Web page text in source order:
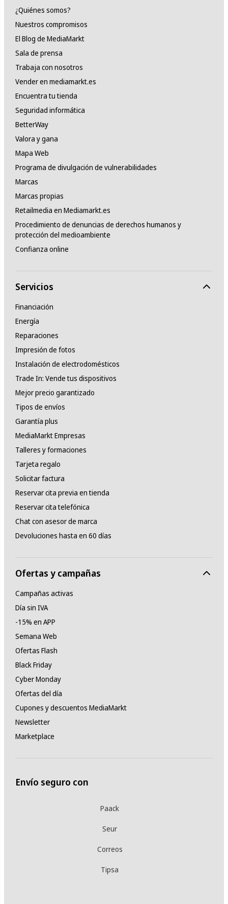
¿Quiénes somos?
Nuestros compromisos
El Blog de MediaMarkt
Sala de prensa
Trabaja con nosotros
Vender en mediamarkt.es
Encuentra tu tienda
Seguridad informática
BetterWay
Valora y gana
Mapa Web
Programa de divulgación de vulnerabilidades
Marcas
Marcas propias
Retailmedia en Mediamarkt.es
Procedimiento de denuncias de derechos humanos y
protección del medioambiente
Confianza online
Servicios
Financiación
Energía
Reparaciones
Impresión de fotos
Instalación de electrodomésticos
Trade In: Vende tus dispositivos
Mejor precio garantizado
Tipos de envíos
Garantía plus
MediaMarkt Empresas
Talleres y formaciones
Tarjeta regalo
Solicitar factura
Reservar cita previa en tienda
Reservar cita telefónica
Chat con asesor de marca
Devoluciones hasta en 60 días
Ofertas y campañas
Campañas activas
Día sin IVA
-15% en APP
Semana Web
Ofertas Flash
Black Friday
Cyber Monday
Ofertas del día
Cupones y descuentos MediaMarkt
Newsletter
Marketplace
Envío seguro con
Paack
Seur
Correos
Tipsa